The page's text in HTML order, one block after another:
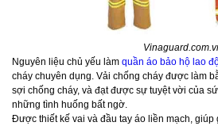
Nguyên liệu chủ yếu làm quần áo bảo hộ lao
cháy chuyên dụng. Vải chống cháy được làm
sợi chống cháy, và đạt được sự tuyệt vời của
những tình huống bất ngờ.
Được thiết kế vai và đầu tay áo liền mạch, giúp